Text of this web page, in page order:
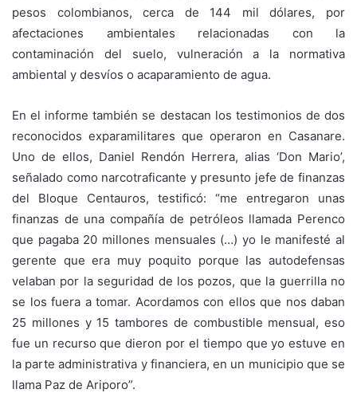
pesos colombianos, cerca de 144 mil dólares, por
afectaciones ambientales relacionadas con la
contaminación del suelo, vulneración a la normativa
ambiental y desvíos o acaparamiento de agua.
En el informe también se destacan los testimonios de dos
reconocidos exparamilitares que operaron en Casanare.
Uno de ellos, Daniel Rendón Herrera, alias ‘Don Mario’,
señalado como narcotraficante y presunto jefe de finanzas
del Bloque Centauros, testificó: “me entregaron unas
finanzas de una compañía de petróleos llamada Perenco
que pagaba 20 millones mensuales (…) yo le manifesté al
gerente que era muy poquito porque las autodefensas
velaban por la seguridad de los pozos, que la guerrilla no
se los fuera a tomar. Acordamos con ellos que nos daban
25 millones y 15 tambores de combustible mensual, eso
fue un recurso que dieron por el tiempo que yo estuve en
la parte administrativa y financiera, en un municipio que se
llama Paz de Ariporo”.